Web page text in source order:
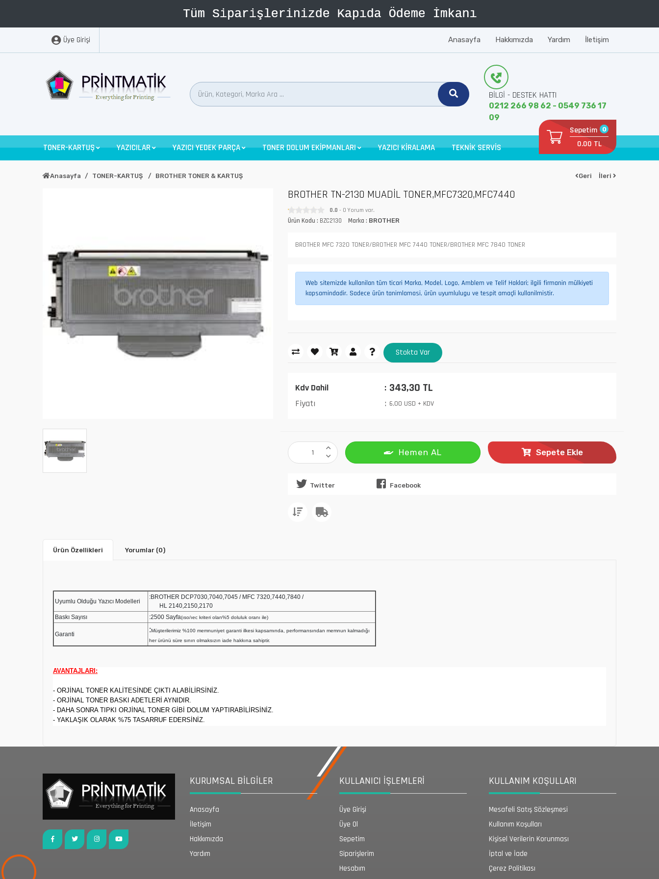
Üye Girişi Anasayfa Hakkımızda Yardım İletişim
BİLGİ - DESTEK HATTI
0212 266 98 62 - 0549 736 17
09
Sepetim 0
0.00 TL
TONER-KARTUŞ YAZICILAR YAZICI YEDEK PARÇA TONER DOLUM EKİPMANLARI YAZICI KİRALAMA TEKNİK SERVİS
Anasayfa TONER-KARTUŞ BROTHER TONER & KARTUŞ Geri İleri
BROTHER TN-2130 MUADİL TONER,MFC7320,MFC7440
0.0 - 0 Yorum var.
Ürün Kodu : BZC2130 Marka : BROTHER
BROTHER MFC 7320 TONER/BROTHER MFC 7440 TONER/BROTHER MFC 7840 TONER
Web sitemizde kullanilan tüm ticari Marka, Model, Logo, Amblem ve Telif Haklari; ilgili firmanin mülkiyeti
kapsamindadir. Sadece ürün tanimlamasi, ürün uyumlulugu ve tespit amaçli kullanilmistir.
Stokta Var
Kdv Dahil 343,30 TL
Fiyatı 6,00 USD + KDV
Hemen AL Sepete Ekle
Twitter Facebook
Ürün Özellikleri Yorumlar (0)
Uyumlu Olduğu Yazıcı Modelleri
:BROTHER DCP7030,7040,7045 / MFC 7320,7440,7840 /
HL 2140,2150,2170
Baskı Sayısı
:2500 Sayfa(ıso/ıec kriteri olan%5 doluluk oranı ile)
Garanti
:Müşterilerimiz %100 memnuniyet garanti ilkesi kapsamında, performansından memnun kalmadığı
her ürünü süre sınırı olmaksızın iade hakkına sahiptir.
AVANTAJLARI:
- ORJİNAL TONER KALİTESİNDE ÇIKTI ALABİLİRSİNİZ.
- ORJİNAL TONER BASKI ADETLERİ AYNIDIR.
- DAHA SONRA TIPKI ORJİNAL TONER GİBİ DOLUM YAPTIRABİLİRSİNİZ.
- YAKLAŞIK OLARAK %75 TASARRUF EDERSİNİZ.
KURUMSAL BİLGİLER
Anasayfa
İletişim
Hakkımızda
Yardım
KULLANICI İŞLEMLERİ
Üye Girişi
Üye Ol
Sepetim
Siparişlerim
Hesabım
KULLANIM KOŞULLARI
Mesafeli Satış Sözleşmesi
Kullanım Koşulları
Kişisel Verilerin Korunması
İptal ve İade
Çerez Politikası